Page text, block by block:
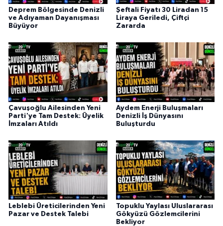
Deprem Bölgesinde Denizli
ve Adıyaman Dayanışması
Büyüyor
Şeftali Fiyatı 30 Liradan 15
Liraya Geriledi, Çiftçi
Zararda
Çavuşoğlu Ailesinden Yeni
Parti'ye Tam Destek: Üyelik
İmzaları Atıldı
Aydem Enerji Buluşmaları
Denizli İş Dünyasını
Buluşturdu
Leblebi Üreticilerinden Yeni
Pazar ve Destek Talebi
Topuklu Yaylası Uluslararası
Gökyüzü Gözlemcilerini
Bekliyor